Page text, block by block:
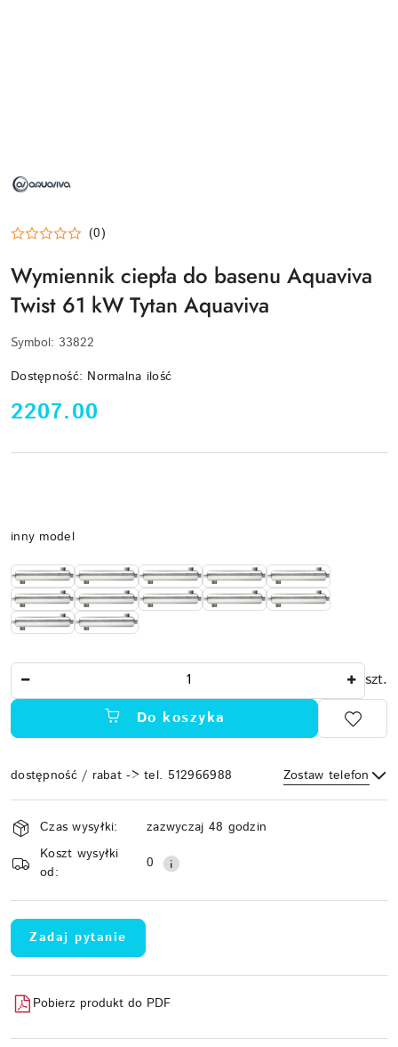
AQUAVIVA
(0)
Wymiennik ciepła do basenu Aquaviva
Twist 61 kW Tytan Aquaviva
Symbol: 33822
Dostępność: Normalna ilość
cena:
2207.00
Wariant
inny model
szt.
Do koszyka
dostępność / rabat -> tel. 512966988 Zostaw telefon
Wyślij
Dostępność
i
dostawa
Czas wysyłki:
zazwyczaj 48 godzin
Koszt wysyłki
od:
0
Zadaj pytanie
Pobierz produkt do PDF